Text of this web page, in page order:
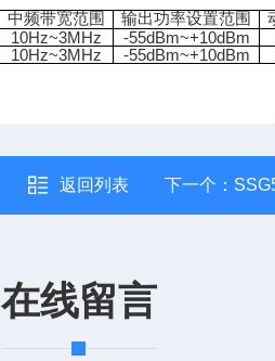
中频带宽范围 输出功率设置范围
10Hz~3MHz -55dBm~+10dBm
10Hz~3MHz -55dBm~+10dBm
返回列表 下一个：
在线留言